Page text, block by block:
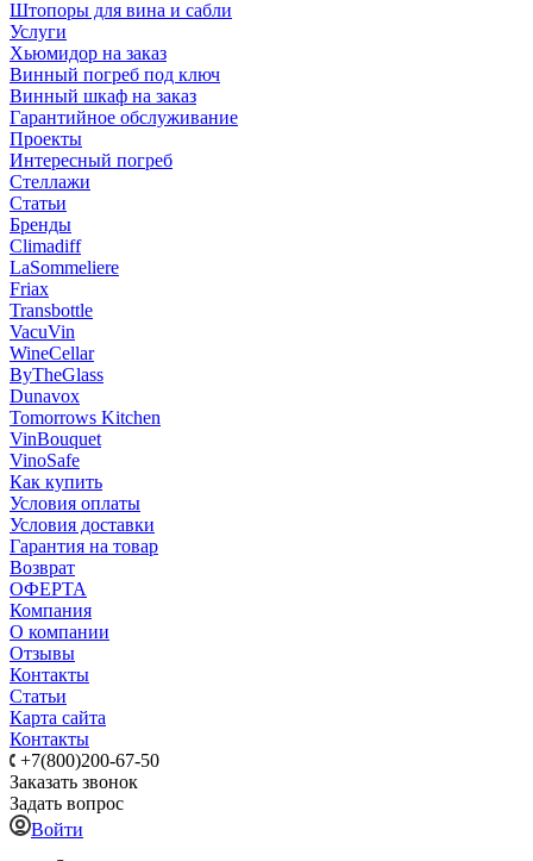
Штопоры для вина и сабли
Услуги
Хьюмидор на заказ
Винный погреб под ключ
Винный шкаф на заказ
Гарантийное обслуживание
Проекты
Интересный погреб
Стеллажи
Статьи
Бренды
Climadiff
LaSommeliere
Friax
Transbottle
VacuVin
WineCellar
ByTheGlass
Dunavox
Tomorrows Kitchen
VinBouquet
VinoSafe
Как купить
Условия оплаты
Условия доставки
Гарантия на товар
Возврат
ОФЕРТА
Компания
О компании
Отзывы
Контакты
Статьи
Карта сайта
Контакты
+7(800)200-67-50
Заказать звонок
Задать вопрос
Войти